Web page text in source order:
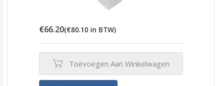
€66.20(€80.10 in BTW)
Toevoegen Aan Winkelwagen